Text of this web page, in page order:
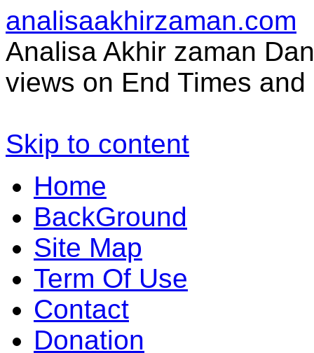
analisaakhirzaman.com
Analisa Akhir zaman
views on End Times
Skip to content
Home
BackGround
Site Map
Term Of Use
Contact
Donation